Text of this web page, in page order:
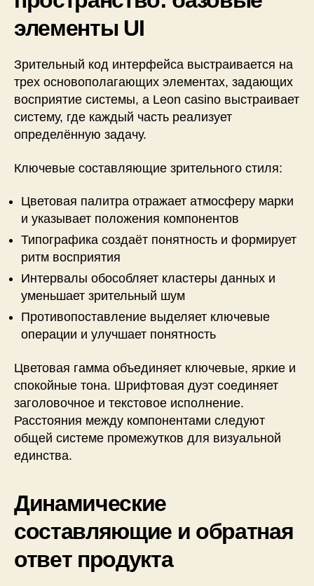
элементы UI
Зрительный код интерфейса выстраивается на
трех основополагающих элементах, задающих
восприятие системы, а Leon casino выстраивает
систему, где каждый часть реализует
определённую задачу.
Ключевые составляющие зрительного стиля:
Цветовая палитра отражает атмосферу марки
и указывает положения компонентов
Типографика создаёт понятность и формирует
ритм восприятия
Интервалы обособляет кластеры данных и
уменьшает зрительный шум
Противопоставление выделяет ключевые
операции и улучшает понятность
Цветовая гамма объединяет ключевые, яркие и
спокойные тона. Шрифтовая дуэт соединяет
заголовочное и текстовое исполнение.
Расстояния между компонентами следуют
общей системе промежутков для визуальной
единства.
Динамические
составляющие и обратная
ответ продукта